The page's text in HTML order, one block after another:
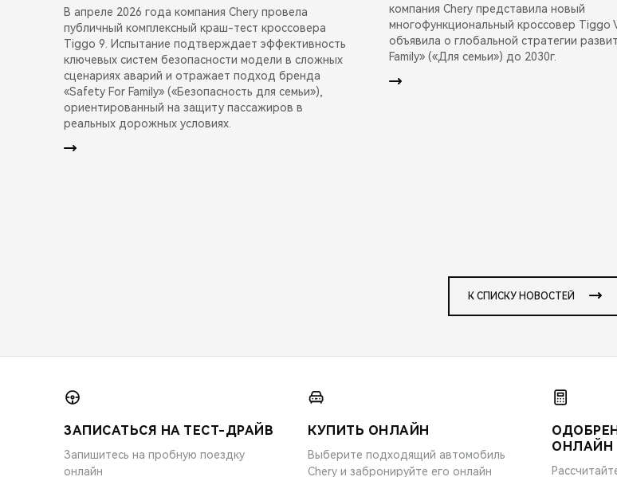
В апреле 2026 года компания Chery провела
публичный комплексный краш-тест кроссовера
Tiggo 9. Испытание подтверждает эффективность
ключевых систем безопасности модели в сложных
сценариях аварий и отражает подход бренда
«Safety For Family» («Безопасность для семьи»),
ориентированный на защиту пассажиров в
реальных дорожных условиях.
компания Chery представила новый
многофункциональный кроссовер Tiggo
объявила о глобальной стратегии
Family» («Для семьи») до 2030г.
К СПИСКУ НОВОСТЕЙ
ЗАПИСАТЬСЯ НА ТЕСТ-ДРАЙВ
Запишитесь на пробную поездку
онлайн
КУПИТЬ ОНЛАЙН
Выберите подходящий автомобиль
Chery и забронируйте его онлайн
ОНЛАЙН